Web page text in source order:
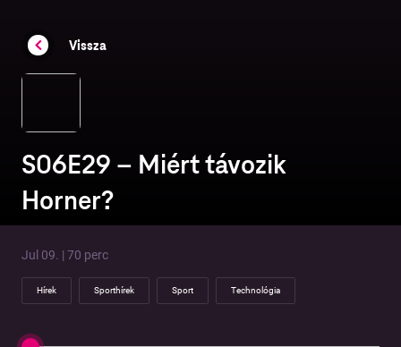
Vissza
S06E29 – Miért távozik
Horner?
Jul 09. | 70 perc
Hírek Sporthírek Sport Technológia